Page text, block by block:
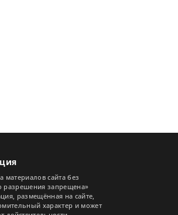
материалов сайта без
разрешения запрещена»
размещённая на сайте,
характер и может